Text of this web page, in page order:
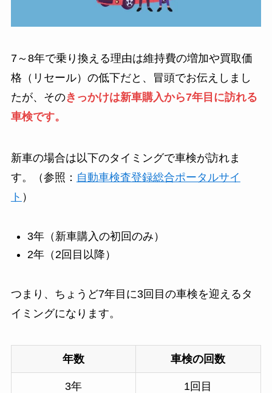
7～8年で乗り換える理由は維持費の増加や買取価
格（リセール）の低下だと、冒頭でお伝えしまし
たが、そのきっかけは新車購入から7年目に訪れる
車検です。
新車の場合は以下のタイミングで車検が訪れま
す。（参照： 自動車検査登録総合ポータルサイ
ト ）
3年（新車購入の初回のみ）
2年（2回目以降）
つまり、ちょうど7年目に3回目の車検を迎えるタ
イミングになります。
年数 車検の回数
3年 1回目